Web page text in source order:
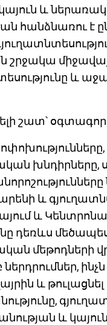
և
հանձնառու է
և
շատ՝
խնդիրները,
և
և
դեռևս մեծապես
մեթոդների
և
և